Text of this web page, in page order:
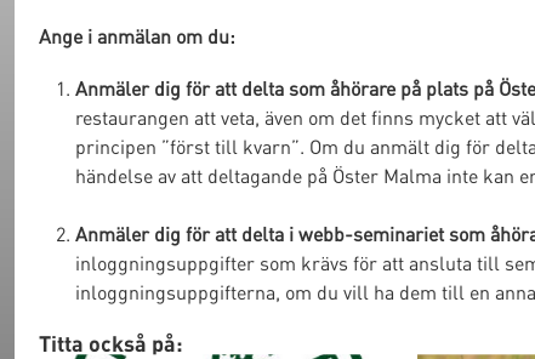
Ange i anmälan om du:
Anmäler dig för att delta som åhörare på plats på
restaurangen att veta, även om det finns mycket att
principen ”först till kvarn”. Om du anmält dig för
händelse av att deltagande på Öster Malma inte kan
Anmäler dig för att delta i webb-seminariet som
inloggningsuppgifter som krävs för att ansluta till
inloggningsuppgifterna, om du vill ha dem till en
Titta också på: